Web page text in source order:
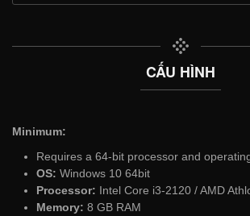
CẤU HÌNH
Minimum:
Requires a 64-bit processor and
OS: Windows 10 64bit
Processor: Intel Core i3-2120 / AMD
Memory: 8 GB RAM